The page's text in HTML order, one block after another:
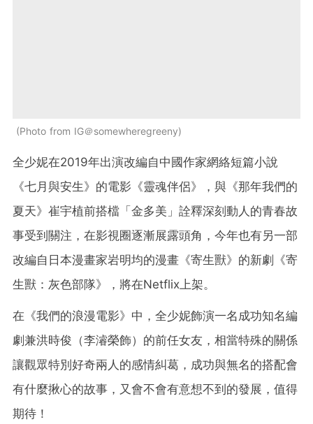
Photo from IG＠somewheregreeny
全少妮在2019年出演改編自中國作家網絡短篇小說
《七月與安生》的電影《靈魂伴侶》，與《那年我們的
夏天》崔宇植前搭檔「金多美」詮釋深刻動人的青春故
事受到關注，在影視圈逐漸展露頭角，今年也有另一部
改編自日本漫畫家岩明均的漫畫《寄生獸》的新劇《寄
生獸：灰色部隊》，將在Netflix上架。
在《我們的浪漫電影》中，全少妮飾演一名成功知名編
劇兼洪時俊（李濬榮飾）的前任女友，相當特殊的關係
讓觀眾特別好奇兩人的感情糾葛，成功與無名的搭配會
有什麼揪心的故事，又會不會有意想不到的發展，值得
期待！